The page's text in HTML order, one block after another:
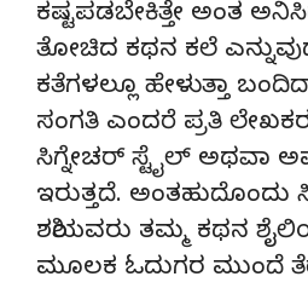
ಕಷ್ಟಪಡಬೇಕಿತ್ತೇ ಅಂತ
ತೋಚಿದ ಕಥನ ಕಲೆ
ಕತೆಗಳಲ್ಲೂ ಹೇಳುತ್ತಾ
ಸಂಗತಿ ಎಂದರೆ ಪ್ರತಿ
ಸಿಗ್ನೇಚರ್ ಸ್ಟೈಲ್ ಅಥವಾ
ಇರುತ್ತದೆ. ಅಂತಹುದೊಂದು
ಶಶಿಯವರು ತಮ್ಮ ಕಥನ
ಮೂಲಕ ಓದುಗರ ಮುಂದೆ